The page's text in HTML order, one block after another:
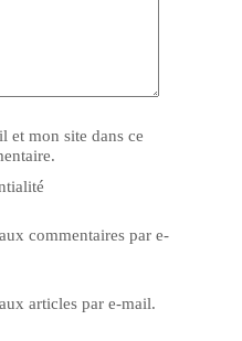
et mon site dans ce
commentaires par e-
articles par e-mail.